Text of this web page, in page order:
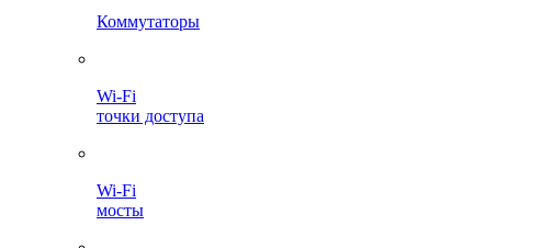
Коммутаторы
Wi-Fi
точки доступа
Wi-Fi
мосты